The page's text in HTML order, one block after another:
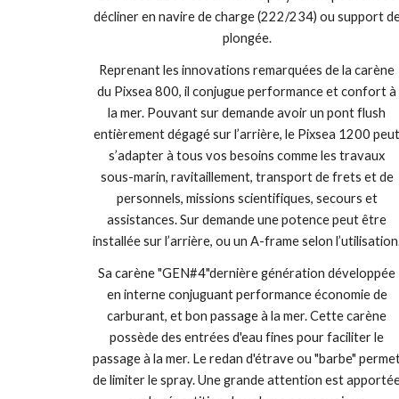
décliner en navire de charge (222/234) ou support
plongée.
Reprenant les innovations remarquées de la carène
du Pixsea 800, il conjugue performance et confort à
la mer. Pouvant sur demande avoir un pont flush
entièrement dégagé sur l’arrière, le Pixsea 1200 peut
s’adapter à tous vos besoins comme les travaux
sous-marin, ravitaillement, transport de frets et de
personnels, missions scientifiques, secours et
assistances. Sur demande une potence peut être
installée sur l’arrière, ou un A-frame selon
Sa carène "GEN#4"dernière génération développée
en interne conjuguant performance économie de
carburant, et bon passage à la mer. Cette carène
possède des entrées d'eau fines pour faciliter le
passage à la mer. Le redan d'étrave ou "barbe"
de limiter le spray. Une grande attention est